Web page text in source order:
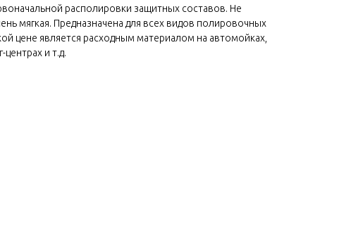
располировки защитных составов. Не
мягкая. Предназначена для всех видов полировочных
цене является расходным материалом на автомойках,
центрах и т.д.